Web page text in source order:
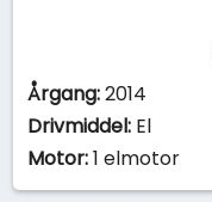
Årgang:2014
Drivmiddel: El
Motor:1 elmotor